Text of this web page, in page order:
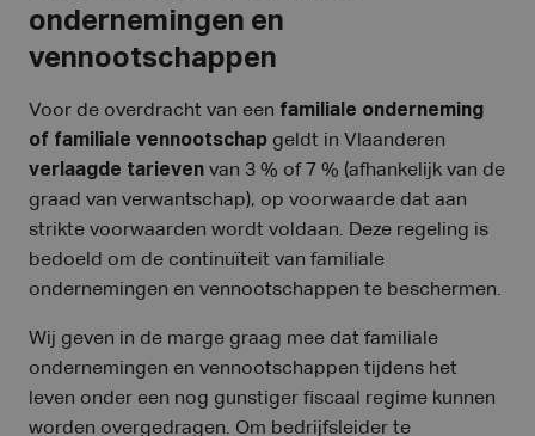
ondernemingen en
vennootschappen
Voor de overdracht van een familiale onderneming
of familiale vennootschap geldt in Vlaanderen
verlaagde tarieven van 3 % of 7 % (afhankelijk van de
graad van verwantschap), op voorwaarde dat aan
strikte voorwaarden wordt voldaan. Deze regeling is
bedoeld om de continuïteit van familiale
ondernemingen en vennootschappen te beschermen.
Wij geven in de marge graag mee dat familiale
ondernemingen en vennootschappen tijdens het
leven onder een nog gunstiger fiscaal regime kunnen
worden overgedragen. Om bedrijfsleider te